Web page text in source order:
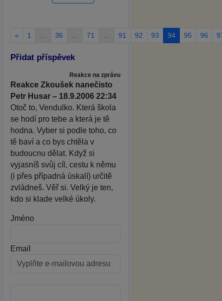
« 1 36 71 91 92 93 94 95 96
Přidat příspěvek
Reakce na zprávu
Reakce Zkoušek nanečisto
Petr Husar – 18.9.2006 22:34
Otoč to, Vendulko. Která škola
se hodí pro tebe a která je tě
hodna. Vyber si podle toho, co
tě baví a co bys chtěla v
budoucnu dělat. Když si
vyjasníš svůj cíl, cestu k němu
(i přes případná úskalí) určitě
zvládneš. Věř si. Velký je ten,
kdo si klade velké úkoly.
Jméno
Email